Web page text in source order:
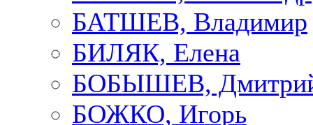
БАТШЕВ, Владимир
БИЛЯК, Елена
БОБЫШЕВ,
БОЖКО, Игорь